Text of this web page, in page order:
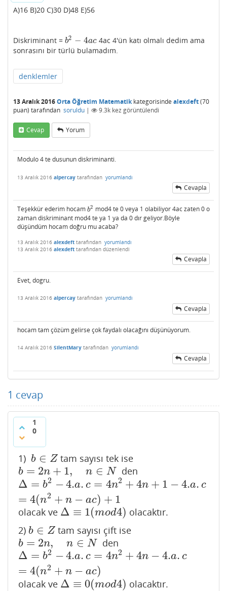
A)16 B)20 C)30 D)48 E)56
Diskriminant = b2 − 4ac
b2 −4 ac
4ac 4'ün katı olmalı dedim ama
sonrasını bir türlü bulamadım.
denklemler
13 Aralık 2016Orta Öğretim Matematikkategorisinde alexdeft(70
puan) tarafından soruldu | 9.3k kez görüntülendi
Cevap Yorum
Modulo 4 te dusunun diskriminanti.
13 Aralık 2016 alpercay tarafından yorumlandı
Cevapla
Teşekkür ederim hocam b2
b2 mod4 te 0 veya 1 olabiliyor 4ac zaten 0 o
zaman diskriminant mod4 te ya 1 ya da 0 dır geliyor.Böyle
düşündüm hocam doğru mu acaba?
13 Aralık 2016 alexdeft tarafından yorumlandı
13 Aralık 2016 alexdeft tarafından düzenlendi
Cevapla
Evet, dogru.
13 Aralık 2016 alpercay tarafından yorumlandı
Cevapla
hocam tam çözüm gelirse çok faydalı olacağını düşünüyorum.
14 Aralık 2016 SilentMary tarafından yorumlandı
Cevapla
1 cevap
1
0
1) b ∈ Z
b ∈Z tam sayısı tek ise
b = 2n + 1, n ∈ N
b =2n+1, n∈N den
Δ = b2 − 4.a. c = 4n2 + 4n + 1 − 4.a. c
= 4(n2 + n − ac) + 1
Δ= b2 −4. a.c =4n2 +4n+ 1−4. a.c =4(n2+n −a c)+1
olacak ve Δ ≡ 1(mod4)
Δ≡ 1(mod4)
olacaktır.
2) b ∈ Z
b ∈Z tam sayısı çift ise
b = 2n, n ∈ N
b =2n,n∈ den
Δ = b2 − 4.a. c = 4n2 + 4n − 4.a. c
= 4(n2 + n − ac)
Δ= b2 −4. a.c =4n2 +4n− 4.a.c =4 (n2 +n −ac)
olacak ve Δ ≡ 0(mod4)
Δ≡ 0(mod4)
olacaktır.